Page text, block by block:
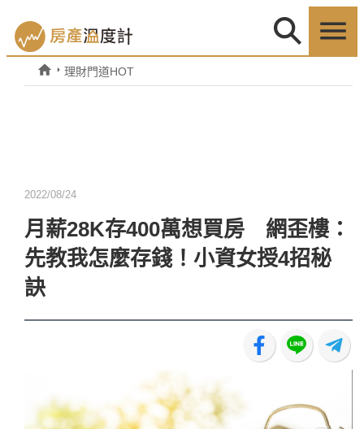
理財門道HOT
2022/08/24
月薪28K存400萬想買房 網歪樓：
先教我怎麼存錢！小資女授4招秘
訣